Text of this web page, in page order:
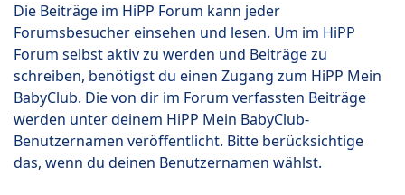
Die Beiträge im HiPP Forum kann jeder
Forumsbesucher einsehen und lesen. Um im HiPP
Forum selbst aktiv zu werden und Beiträge zu
schreiben, benötigst du einen Zugang zum HiPP Mein
BabyClub. Die von dir im Forum verfassten Beiträge
werden unter deinem HiPP Mein BabyClub-
Benutzernamen veröffentlicht. Bitte berücksichtige
das, wenn du deinen Benutzernamen wählst.